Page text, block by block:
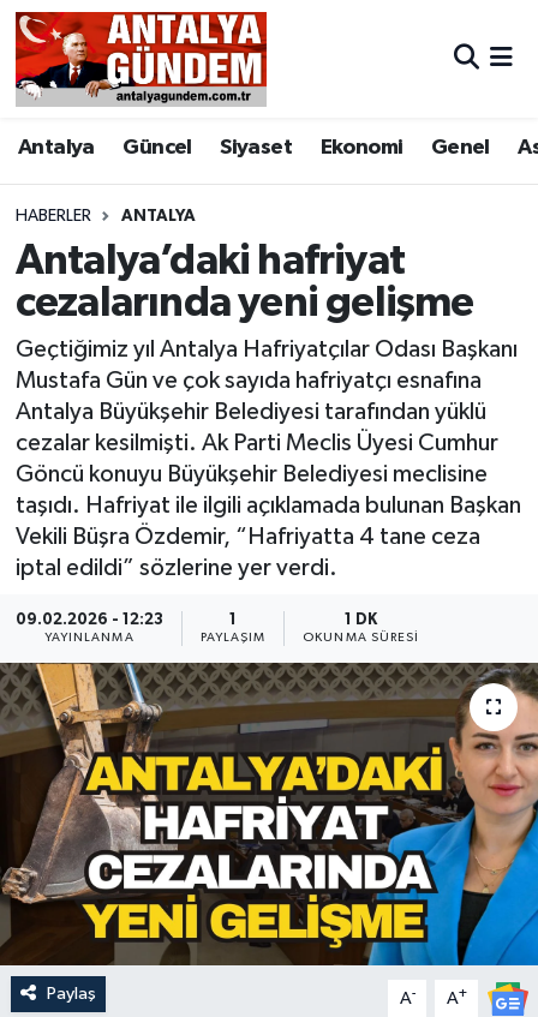
Antalya Güncel Siyaset Ekonomi Genel
HABERLER ANTALYA
Antalya’daki hafriyat
cezalarında yeni gelişme
Geçtiğimiz yıl Antalya Hafriyatçılar Odası Başkanı
Mustafa Gün ve çok sayıda hafriyatçı esnafına
Antalya Büyükşehir Belediyesi tarafından yüklü
cezalar kesilmişti. Ak Parti Meclis Üyesi Cumhur
Göncü konuyu Büyükşehir Belediyesi meclisine
taşıdı. Hafriyat ile ilgili açıklamada bulunan Başkan
Vekili Büşra Özdemir, “Hafriyatta 4 tane ceza
iptal edildi” sözlerine yer verdi.
09.02.2026 - 12:23
YAYINLANMA
1
PAYLAŞIM
1 DK
OKUNMA SÜRESI
Paylaş A- A+
Antalya
Asayiş
Bilim & Teknoloji
Bölge
EĞİTİM
Görüntülü Haber
Güncel
Kültür & Sanat
Magazin
Resmi İlan
Sağlık & Yaşam
Siyaset
Spor
Antalya Nöbetçi Eczaneler
Antalya Hava Durumu
Antalya Namaz Vakitleri
Antalya Trafik Yoğunluk Haritası
Süper Lig Puan Durumu ve Fikstür
Tüm Manşetler
Son Dakika Haberleri
Haber Arşivi